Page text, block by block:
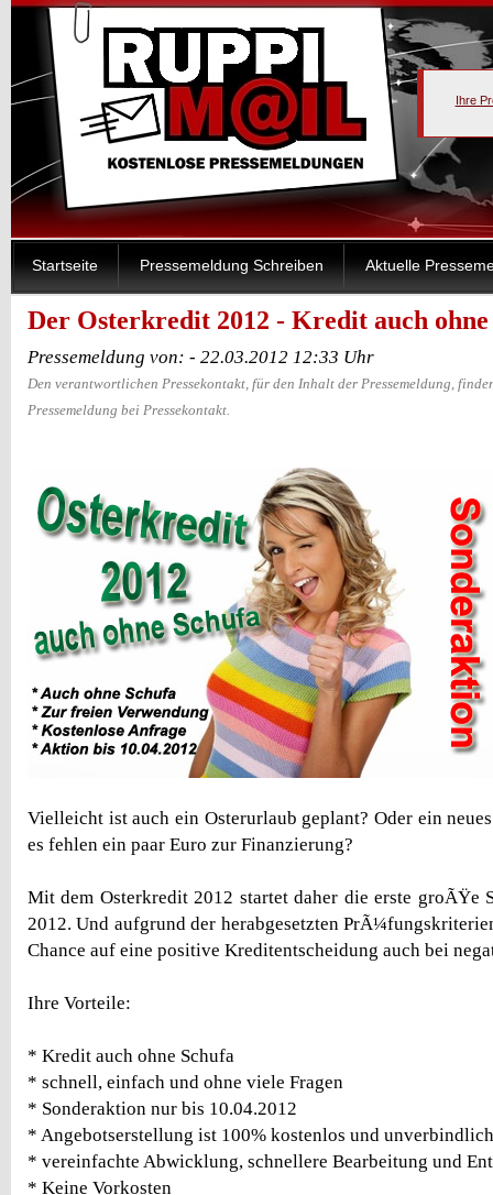
Ihre
Startseite Pressemeldung Schreiben Aktuelle
Der Osterkredit 2012 - Kredit auch ohne
Pressemeldung von: - 22.03.2012 12:33 Uhr
Den verantwortlichen Pressekontakt, für den Inhalt der Pressemeldung,
Pressemeldung bei Pressekontakt.
Vielleicht ist auch ein Osterurlaub geplant? Oder ein
es fehlen ein paar Euro zur Finanzierung?
Mit dem Osterkredit 2012 startet daher die erste groÃŸe
2012. Und aufgrund der herabgesetzten
Chance auf eine positive Kreditentscheidung auch bei
Ihre Vorteile:
* Kredit auch ohne Schufa
* schnell, einfach und ohne viele Fragen
* Sonderaktion nur bis 10.04.2012
* Angebotserstellung ist 100% kostenlos und unverbindlich
* vereinfachte Abwicklung, schnellere Bearbeitung und
* Keine Vorkosten